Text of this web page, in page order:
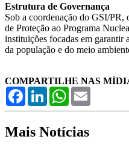
Estrutura de Governança
Sob a coordenação do GSI/PR,
de Proteção ao Programa
instituições focadas em garantir
da população e do meio
COMPARTILHE NAS
FacebookLinkedInWhatsApp
Mais Notícias